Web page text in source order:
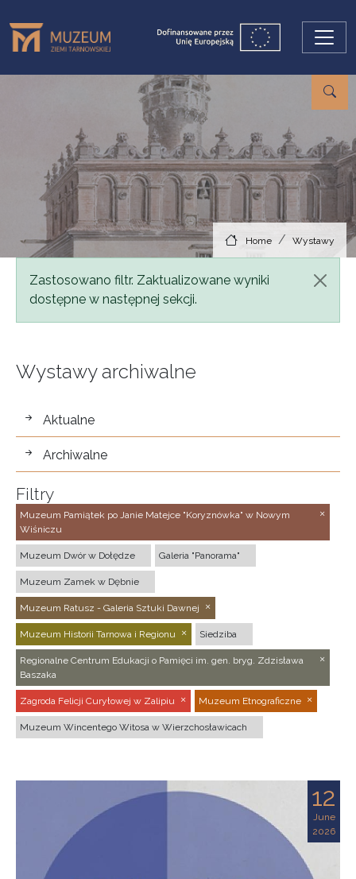
Home Wystawy
Status message
Zastosowano filtr. Zaktualizowane wyniki
dostępne w następnej sekcji.
Wystawy archiwalne
wystawy
Aktualne
Archiwalne
Filtry
Muzeum Pamiątek po Janie Matejce "Koryznówka" w Nowym
Wiśniczu
Muzeum Dwór w Dołędze Galeria "Panorama"
Muzeum Zamek w Dębnie
Muzeum Ratusz - Galeria Sztuki Dawnej
Muzeum Historii Tarnowa i Regionu Siedziba
Regionalne Centrum Edukacji o Pamięci im. gen. bryg. Zdzisława
Baszaka
Zagroda Felicji Curyłowej w Zalipiu Muzeum Etnograficzne
Muzeum Wincentego Witosa w Wierzchosławicach
12
June
2026